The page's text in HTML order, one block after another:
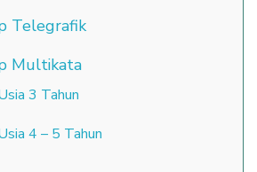
Telegrafik
Multikata
3 Tahun
4 – 5 Tahun